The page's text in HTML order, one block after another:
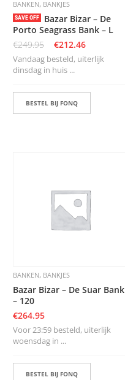
BANKEN, BANKJES
SAVE OFF
Bazar Bizar – De
Porto Seagrass Bank – L
€249.95 €212.46
Vandaag besteld, uiterlijk
dinsdag in huis ...
BESTEL BIJ FONQ
BANKEN, BANKJES
Bazar Bizar – De Suar Bank
– 120
€264.95
Voor 23:59 besteld, uiterlijk
woensdag in ...
BESTEL BIJ FONQ